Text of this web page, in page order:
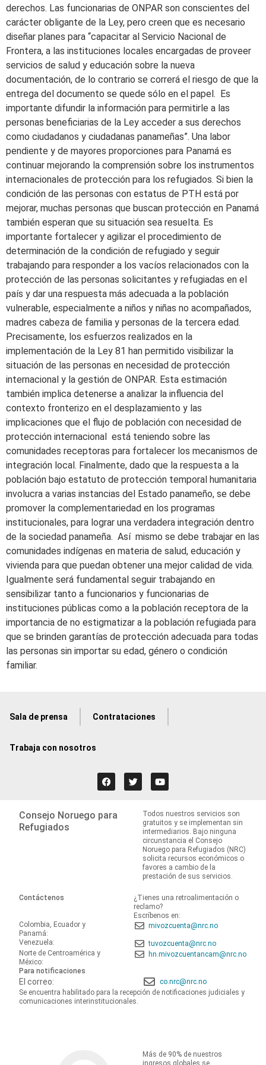
derechos. Las funcionarias de ONPAR son conscientes del
carácter obligante de la Ley, pero creen que es necesario
diseñar planes para “capacitar al Servicio Nacional de
Frontera, a las instituciones locales encargadas de proveer
servicios de salud y educación sobre la nueva
documentación, de lo contrario se correrá el riesgo de que la
entrega del documento se quede sólo en el papel. Es
importante difundir la información para permitirle a las
personas beneficiarias de la Ley acceder a sus derechos
como ciudadanos y ciudadanas panameñas”. Una labor
pendiente y de mayores proporciones para Panamá es
continuar mejorando la comprensión sobre los instrumentos
internacionales de protección para los refugiados. Si bien la
condición de las personas con estatus de PTH está por
mejorar, muchas personas que buscan protección en Panamá
también esperan que su situación sea resuelta. Es
importante fortalecer y agilizar el procedimiento de
determinación de la condición de refugiado y seguir
trabajando para responder a los vacíos relacionados con la
protección de las personas solicitantes y refugiadas en el
país y dar una respuesta más adecuada a la población
vulnerable, especialmente a niños y niñas no acompañados,
madres cabeza de familia y personas de la tercera edad.
Precisamente, los esfuerzos realizados en la
implementación de la Ley 81 han permitido visibilizar la
situación de las personas en necesidad de protección
internacional y la gestión de ONPAR. Esta estimación
también implica detenerse a analizar la influencia del
contexto fronterizo en el desplazamiento y las
implicaciones que el flujo de población con necesidad de
protección internacional está teniendo sobre las
comunidades receptoras para fortalecer los mecanismos de
integración local. Finalmente, dado que la respuesta a la
población bajo estatuto de protección temporal humanitaria
involucra a varias instancias del Estado panameño, se debe
promover la complementariedad en los programas
institucionales, para lograr una verdadera integración dentro
de la sociedad panameña. Así mismo se debe trabajar en las
comunidades indígenas en materia de salud, educación y
vivienda para que puedan obtener una mejor calidad de vida.
Igualmente será fundamental seguir trabajando en
sensibilizar tanto a funcionarios y funcionarias de
instituciones públicas como a la población receptora de la
importancia de no estigmatizar a la población refugiada para
que se brinden garantías de protección adecuada para todas
las personas sin importar su edad, género o condición
familiar.
Sala de prensa Contrataciones
Trabaja con nosotros
Consejo Noruego para
Refugiados
Todos nuestros servicios son
gratuitos y se implementan sin
intermediarios. Bajo ninguna
circunstancia el Consejo
Noruego para Refugiados (NRC)
solicita recursos económicos o
favores a cambio de la
prestación de sus servicios.
Contáctenos
¿Tienes una retroalimentación o
reclamo?
Escríbenos en:
Colombia, Ecuador y
Panamá:
mivozcuenta@nrc.no
Venezuela:
tuvozcuenta@nrc.no
Norte de Centroamérica y
México:
hn.mivozcuentancam@nrc.no
Para notificaciones
El correo:
co.nrc@nrc.no
Se encuentra habilitado para la recepción de notificaciones judiciales y
comunicaciones interinstitucionales.
Más de 90% de nuestros
ingresos globales se